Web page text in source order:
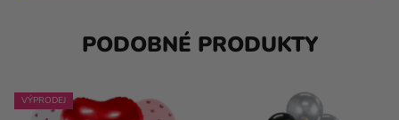
PODOBNÉ PRODUKTY
VÝPRODEJ